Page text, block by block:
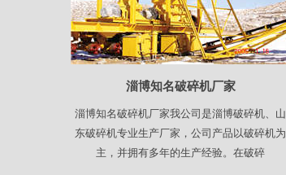
淄博知名破碎机厂家
淄博知名破碎机厂家我公司是淄博破碎机、山
东破碎机专业生产厂家，公司产品以破碎机为
主，并拥有多年的生产经验。在破碎